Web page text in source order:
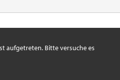
aufgetreten. Bitte versuche es